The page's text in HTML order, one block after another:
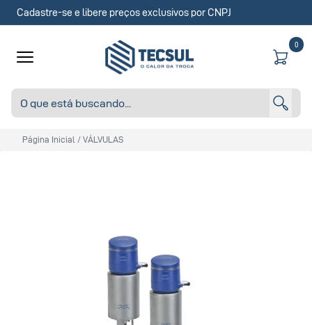
Cadastre-se e libere preços exclusivos por CNPJ
0
Página Inicial / VÁLVULAS